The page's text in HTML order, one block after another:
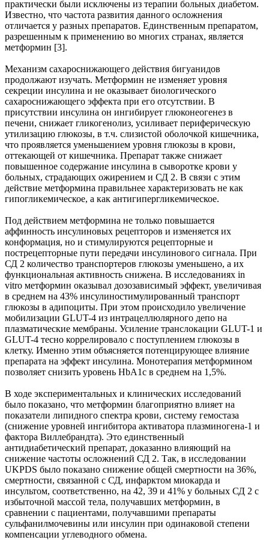
практически были исключены из терапии больных диабетом.
Известно, что частота развития данного осложнения
отличается у разных препаратов. Единственным препаратом,
разрешенным к применению во многих странах, является
метформин [3].
Механизм сахароснижающего действия бигуанидов
продолжают изучать. Метформин не изменяет уровня
секреции инсулина и не оказывает биологического
сахароснижающего эффекта при его отсутствии. В
присутствии инсулина он ингибирует глюконеогенез в
печени, снижает гликогенолиз, усиливает периферическую
утилизацию глюкозы, в т.ч. слизистой оболочкой кишечника,
что проявляется уменьшением уровня глюкозы в крови,
оттекающей от кишечника. Препарат также снижает
повышенное содержание инсулина в сыворотке крови у
больных, страдающих ожирением и СД 2. В связи с этим
действие метформина правильнее характеризовать не как
гипогликемическое, а как антигипергликемическое.
Под действием метформина не только повышается
аффинность инсулиновых рецепторов и изменяется их
конформация, но и стимулируются рецепторные и
пострецепторные пути передачи инсулинового сигнала. При
СД 2 количество транспортеров глюкозы уменьшено, а их
функциональная активность снижена. В исследованиях in
vitro метформин оказывал дозозависимый эффект, увеличивая
в среднем на 43% инсулиностимулированный транспорт
глюкозы в адипоциты. При этом происходило увеличение
мобилизации GLUT-4 из интрацеллюлярного депо на
плазматические мембраны. Усиление транслокации GLUT-1 и
GLUT-4 тесно коррелировало с поступлением глюкозы в
клетку. Именно этим объясняется потенцирующее влияние
препарата на эффект инсулина. Монотерапия метформином
позволяет снизить уровень HbA1c в среднем на 1,5%.
В ходе экспериментальных и клинических исследований
было показано, что метформин благоприятно влияет на
показатели липидного спектра крови, систему гемостаза
(снижение уровней ингибитора активатора плазминогена-1 и
фактора Виллебрандта). Это единственный
антидиабетический препарат, доказанно влияющий на
снижение частоты осложнений СД 2. Так, в исследовании
UKPDS было показано снижение общей смертности на 36%,
смертности, связанной с СД, инфарктом миокарда и
инсультом, соответственно, на 42, 39 и 41% у больных СД 2 с
избыточной массой тела, получавших метформин, в
сравнении с пациентами, получавшими препараты
сульфанилмочевины или инсулин при одинаковой степени
компенсации углеводного обмена.